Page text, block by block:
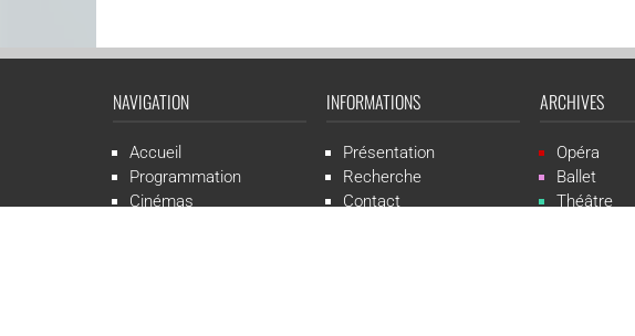
NAVIGATION
Accueil
Programmation
Cinémas
INFORMATIONS
Présentation
Recherche
Contact
ARCHIVES
Opéra
Ballet
Théâtre